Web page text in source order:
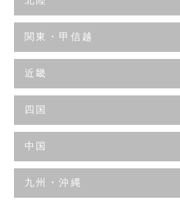
関東・甲信越
近畿
四国
中国
九州・沖縄